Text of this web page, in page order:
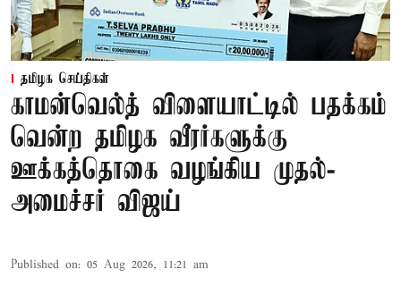
தமிழக செய்திகள்
காமன்வெல்த் விளையாட்டில் பதக்கம்
வென்ற தமிழக வீரர்களுக்கு
ஊக்கத்தொகை வழங்கிய முதல்-
அமைச்சர் விஜய்
Published on: 05 Aug 2026, 11:21 am